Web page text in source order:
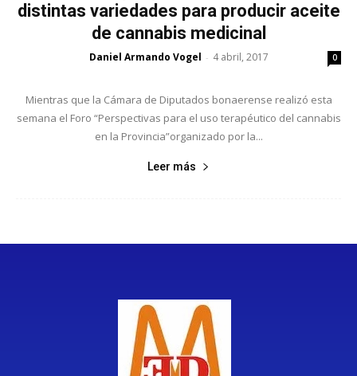
distintas variedades para producir aceite
de cannabis medicinal
Daniel Armando Vogel - 4 abril, 2017 0
Mientras que la Cámara de Diputados bonaerense realizó esta
semana el Foro “Perspectivas para el uso terapéutico del cannabis
en la Provincia”organizado por la...
Leer más